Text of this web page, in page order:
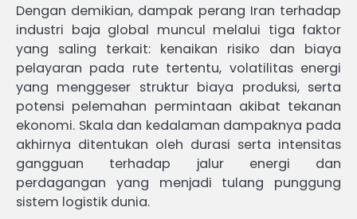
Dengan demikian, dampak perang Iran terhadap
industri baja global muncul melalui tiga faktor
yang saling terkait: kenaikan risiko dan biaya
pelayaran pada rute tertentu, volatilitas energi
yang menggeser struktur biaya produksi, serta
potensi pelemahan permintaan akibat tekanan
ekonomi. Skala dan kedalaman dampaknya pada
akhirnya ditentukan oleh durasi serta intensitas
gangguan terhadap jalur energi dan
perdagangan yang menjadi tulang punggung
sistem logistik dunia.